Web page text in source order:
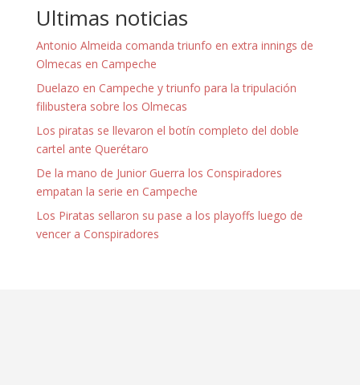
Ultimas noticias
Antonio Almeida comanda triunfo en extra innings de
Olmecas en Campeche
Duelazo en Campeche y triunfo para la tripulación
filibustera sobre los Olmecas
Los piratas se llevaron el botín completo del doble
cartel ante Querétaro
De la mano de Junior Guerra los Conspiradores
empatan la serie en Campeche
Los Piratas sellaron su pase a los playoffs luego de
vencer a Conspiradores